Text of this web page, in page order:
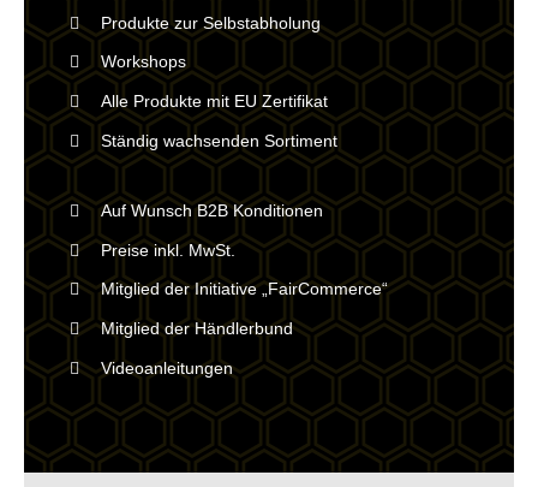
Produkte zur Selbstabholung
Workshops
Alle Produkte mit EU Zertifikat
Ständig wachsenden Sortiment
Auf Wunsch B2B Konditionen
Preise inkl. MwSt.
Mitglied der Initiative „FairCommerce“
Mitglied der Händlerbund
Videoanleitungen